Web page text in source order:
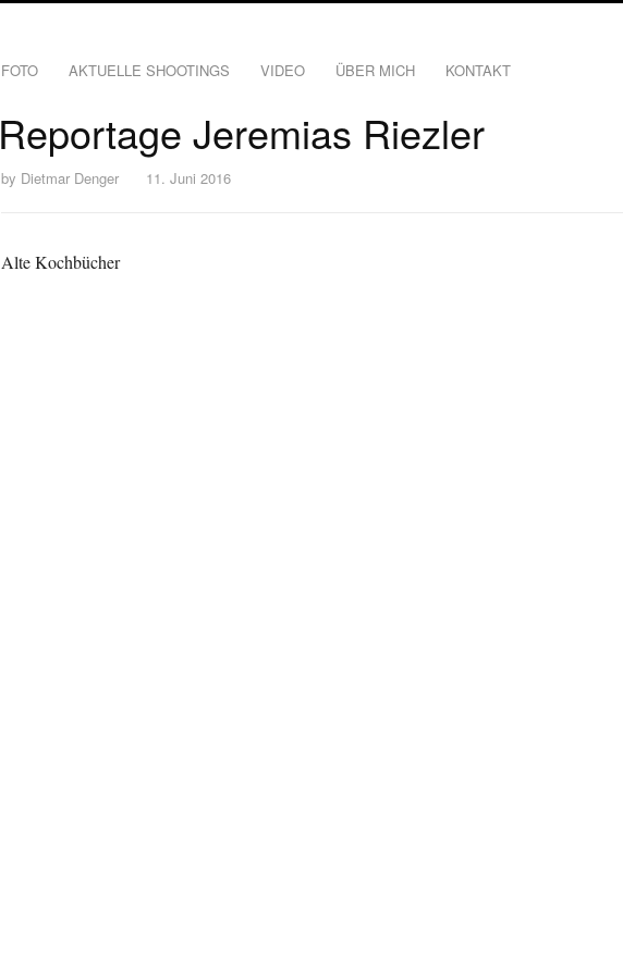
FOTO AKTUELLE SHOOTINGS VIDEO ÜBER MICH KONTAKT
Reportage Jeremias Riezler
by Dietmar Denger 11. Juni 2016
Alte Kochbücher